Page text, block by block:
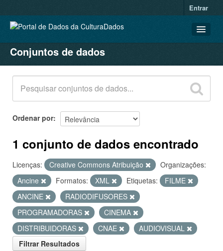
Entrar
CONJUNTOS DE DADOS
ORGANIZAÇÕES
GRUPOS
SOBRE
Conjuntos de dados
Ordenar por
1 conjunto de dados encontrado
Licenças: Creative Commons Atribuição
Organizações:
Ancine
Formatos: XML Etiquetas:
FILME
ANCINE
RADIODIFUSORES
PROGRAMADORAS
CINEMA
DISTRIBUIDORAS
CNAE
AUDIOVISUAL
Filtrar Resultados